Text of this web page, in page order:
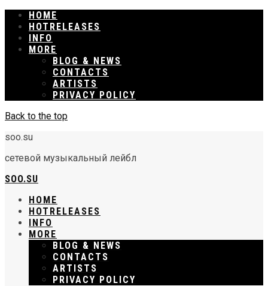
HOME
RELEASES
INFO
MORE
BLOG & NEWS
CONTACTS
ARTISTS
PRIVACY POLICY
Back to the top
soo.su
сетевой музыкальный лейбл
SOO.SU
HOME
RELEASES
INFO
MORE
BLOG & NEWS
CONTACTS
ARTISTS
PRIVACY POLICY